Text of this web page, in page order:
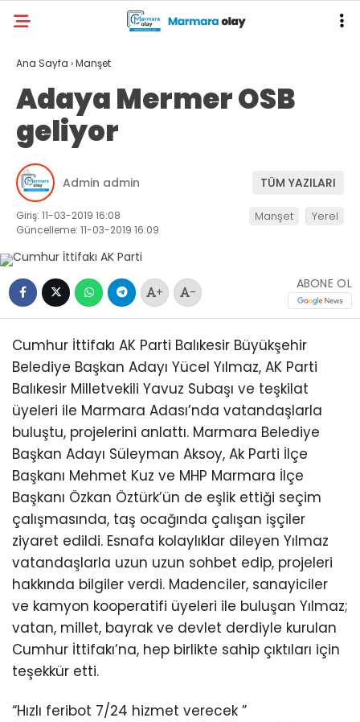
Ana Sayfa ›Manşet
Adaya Mermer OSB
geliyor
Admin admin TÜM YAZILARI
Giriş: 11-03-2019 16:08
Güncelleme: 11-03-2019 16:09
Manşet Yerel
+ -
ABONE OL
Cumhur İttifakı AK Parti Balıkesir Büyükşehir
Belediye Başkan Adayı Yücel Yılmaz, AK Parti
Balıkesir Milletvekili Yavuz Subaşı ve teşkilat
üyeleri ile Marmara Adası’nda vatandaşlarla
buluştu, projelerini anlattı. Marmara Belediye
Başkan Adayı Süleyman Aksoy, Ak Parti İlçe
Başkanı Mehmet Kuz ve MHP Marmara İlçe
Başkanı Özkan Öztürk’ün de eşlik ettiği seçim
çalışmasında, taş ocağında çalışan işçiler
ziyaret edildi. Esnafa kolaylıklar dileyen Yılmaz
vatandaşlarla uzun uzun sohbet edip, projeleri
hakkında bilgiler verdi. Madenciler, sanayiciler
ve kamyon kooperatifi üyeleri ile buluşan Yılmaz;
vatan, millet, bayrak ve devlet derdiyle kurulan
Cumhur İttifakı’na, hep birlikte sahip çıktıları için
teşekkür etti.
“Hızlı feribot 7/24 hizmet verecek ”